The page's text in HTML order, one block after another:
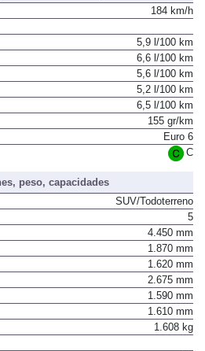
184 km/h
5,9 l/100 km
6,6 l/100 km
5,6 l/100 km
5,2 l/100 km
6,5 l/100 km
155 gr/km
Euro 6
C
peso, capacidades
SUV/Todoterreno
5
4.450 mm
1.870 mm
1.620 mm
2.675 mm
1.590 mm
1.610 mm
1.608 kg